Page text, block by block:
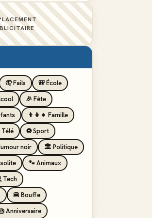
🤦 Fails
🎒 École
🎉 Fête
👨‍👩‍👧 Famille
Télé
⚽ Sport
noir
🏛️ Politique
🐾 Animaux
Tech
🍔 Bouffe
Anniversaire